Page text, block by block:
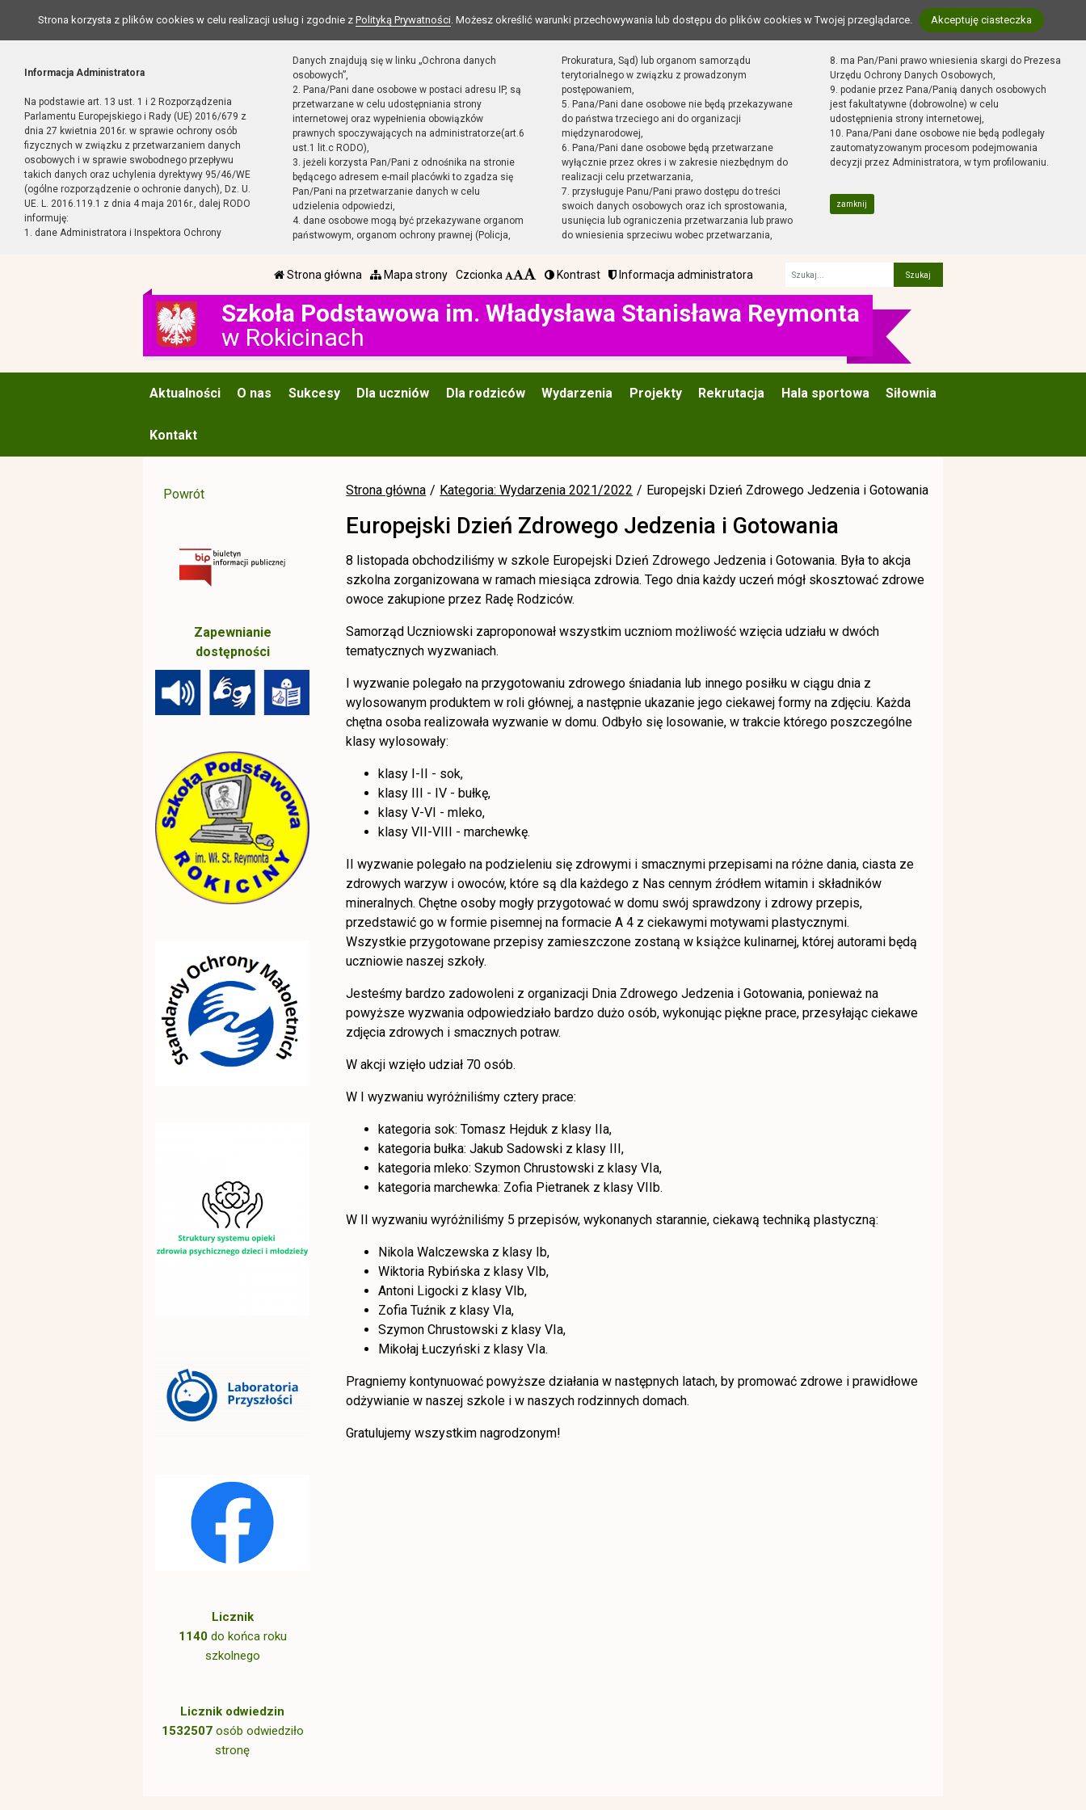
Strona korzysta z plików cookies w celu realizacji usług i zgodnie z Polityką Prywatności. Możesz określić warunki przechowywania lub dostępu do plików cookies w Twojej przeglądarce. Akceptuję ciasteczka
Informacja Administratora
Na podstawie art. 13 ust. 1 i 2 Rozporządzenia
Parlamentu Europejskiego i Rady (UE) 2016/679 z
dnia 27 kwietnia 2016r. w sprawie ochrony osób
fizycznych w związku z przetwarzaniem danych
osobowych i w sprawie swobodnego przepływu
takich danych oraz uchylenia dyrektywy 95/46/WE
(ogólne rozporządzenie o ochronie danych), Dz. U.
UE. L. 2016.119.1 z dnia 4 maja 2016r., dalej RODO
informuję:
1. dane Administratora i Inspektora Ochrony
Danych znajdują się w linku „Ochrona danych
osobowych”,
2. Pana/Pani dane osobowe w postaci adresu IP, są
przetwarzane w celu udostępniania strony
internetowej oraz wypełnienia obowiązków
prawnych spoczywających na administratorze(art.6
ust.1 lit.c RODO),
3. jeżeli korzysta Pan/Pani z odnośnika na stronie
będącego adresem e-mail placówki to zgadza się
Pan/Pani na przetwarzanie danych w celu
udzielenia odpowiedzi,
4. dane osobowe mogą być przekazywane organom
państwowym, organom ochrony prawnej (Policja,
Prokuratura, Sąd) lub organom samorządu
terytorialnego w związku z prowadzonym
postępowaniem,
5. Pana/Pani dane osobowe nie będą przekazywane
do państwa trzeciego ani do organizacji
międzynarodowej,
6. Pana/Pani dane osobowe będą przetwarzane
wyłącznie przez okres i w zakresie niezbędnym do
realizacji celu przetwarzania,
7. przysługuje Panu/Pani prawo dostępu do treści
swoich danych osobowych oraz ich sprostowania,
usunięcia lub ograniczenia przetwarzania lub prawo
do wniesienia sprzeciwu wobec przetwarzania,
8. ma Pan/Pani prawo wniesienia skargi do Prezesa
Urzędu Ochrony Danych Osobowych,
9. podanie przez Pana/Panią danych osobowych
jest fakultatywne (dobrowolne) w celu
udostępnienia strony internetowej,
10. Pana/Pani dane osobowe nie będą podlegały
zautomatyzowanym procesom podejmowania
decyzji przez Administratora, w tym profilowaniu.
zamknij
Strona główna Mapa strony Czcionka Kontrast Informacja administratora
Szkoła Podstawowa im. Władysława Stanisława Reymonta
w Rokicinach
Aktualności O nas Sukcesy Dla uczniów Dla rodziców Wydarzenia Projekty Rekrutacja Hala sportowa Siłownia
Kontakt
Strona główna Kategoria: Wydarzenia 2021/2022 Europejski Dzień Zdrowego Jedzenia i Gotowania
Europejski Dzień Zdrowego Jedzenia i Gotowania
8 listopada obchodziliśmy w szkole Europejski Dzień Zdrowego Jedzenia i Gotowania. Była to akcja
szkolna zorganizowana w ramach miesiąca zdrowia. Tego dnia każdy uczeń mógł skosztować zdrowe
owoce zakupione przez Radę Rodziców.
Samorząd Uczniowski zaproponował wszystkim uczniom możliwość wzięcia udziału w dwóch
tematycznych wyzwaniach.
I wyzwanie polegało na przygotowaniu zdrowego śniadania lub innego posiłku w ciągu dnia z
wylosowanym produktem w roli głównej, a następnie ukazanie jego ciekawej formy na zdjęciu. Każda
chętna osoba realizowała wyzwanie w domu. Odbyło się losowanie, w trakcie którego poszczególne
klasy wylosowały:
klasy I-II - sok,
klasy III - IV - bułkę,
klasy V-VI - mleko,
klasy VII-VIII - marchewkę.
II wyzwanie polegało na podzieleniu się zdrowymi i smacznymi przepisami na różne dania, ciasta ze
zdrowych warzyw i owoców, które są dla każdego z Nas cennym źródłem witamin i składników
mineralnych. Chętne osoby mogły przygotować w domu swój sprawdzony i zdrowy przepis,
przedstawić go w formie pisemnej na formacie A 4 z ciekawymi motywami plastycznymi.
Wszystkie przygotowane przepisy zamieszczone zostaną w książce kulinarnej, której autorami będą
uczniowie naszej szkoły.
Jesteśmy bardzo zadowoleni z organizacji Dnia Zdrowego Jedzenia i Gotowania, ponieważ na
powyższe wyzwania odpowiedziało bardzo dużo osób, wykonując piękne prace, przesyłając ciekawe
zdjęcia zdrowych i smacznych potraw.
W akcji wzięło udział 70 osób.
W I wyzwaniu wyróżniliśmy cztery prace:
kategoria sok: Tomasz Hejduk z klasy IIa,
kategoria bułka: Jakub Sadowski z klasy III,
kategoria mleko: Szymon Chrustowski z klasy VIa,
kategoria marchewka: Zofia Pietranek z klasy VIIb.
W II wyzwaniu wyróżniliśmy 5 przepisów, wykonanych starannie, ciekawą techniką plastyczną:
Nikola Walczewska z klasy Ib,
Wiktoria Rybińska z klasy VIb,
Antoni Ligocki z klasy VIb,
Zofia Tuźnik z klasy VIa,
Szymon Chrustowski z klasy VIa,
Mikołaj Łuczyński z klasy VIa.
Pragniemy kontynuować powyższe działania w następnych latach, by promować zdrowe i prawidłowe
odżywianie w naszej szkole i w naszych rodzinnych domach.
Gratulujemy wszystkim nagrodzonym!
Powrót
Zapewnianie
dostępności
Licznik
1140do końca roku
szkolnego
Licznik odwiedzin
1532507osób odwiedziło
stronę